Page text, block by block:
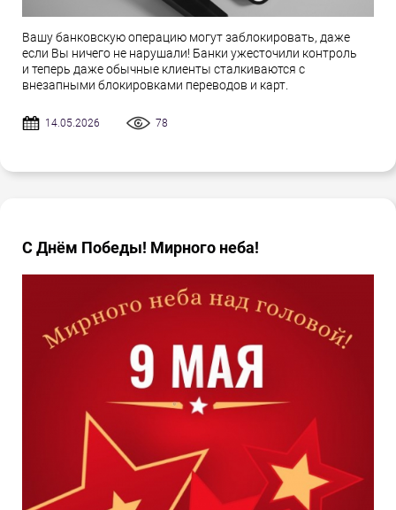
Вашу банковскую операцию могут заблокировать, даже
если Вы ничего не нарушали! Банки ужесточили контроль
и теперь даже обычные клиенты сталкиваются с
внезапными блокировками переводов и карт.
14.05.2026 78
С Днём Победы! Мирного неба!